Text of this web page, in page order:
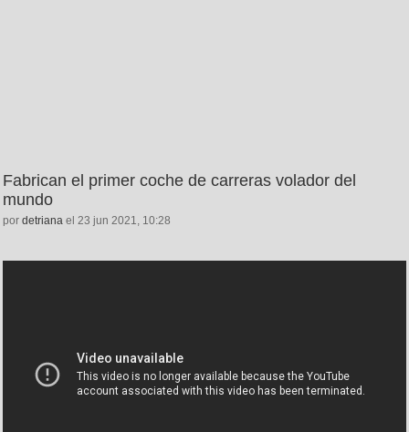
Fabrican el primer coche de carreras volador del
mundo
por detriana el 23 jun 2021, 10:28